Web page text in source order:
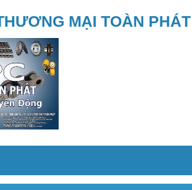
MẠI TOÀN PHÁT